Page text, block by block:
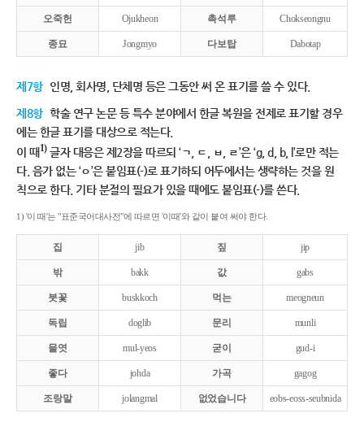
오죽헌 Ojukheon 촉석루 Chokseongnu
종묘 Jongmyo 다보탑 Dabotap
제7항 인명, 회사명, 단체명 등은 그동안 써 온 표기를 쓸 수 있다.
제8항 학술 연구 논문 등 특수 분야에서 한글 복원을 전제로 표기할 경우
에는 한글 표기를 대상으로 적는다.
이 때1)글자 대응은 제2장을 따르되 ‘ㄱ, ㄷ, ㅂ, ㄹ’은 ‘g, d, b, l’로만 적는
다. 음가 없는 ‘ㅇ’은 붙임표(-)로 표기하되 어두에서는 생략하는 것을 원
칙으로 한다. 기타 분절의 필요가 있을 때에도 붙임표(-)를 쓴다.
1) '이 때'는 "표준국어대사전"에 따르면 '이때'와 같이 붙여 써야 한다.
집 jib 짚 jip
밖 bakk 값 gabs
붓꽃 buskkoch 먹는 meogneun
독립 doglib 문리 munli
물엿 mul-yeos 굳이 gud-i
좋다 johda 가곡 gagog
조랑말 jolangmal 없었습니다 eobs-eoss-seubnida